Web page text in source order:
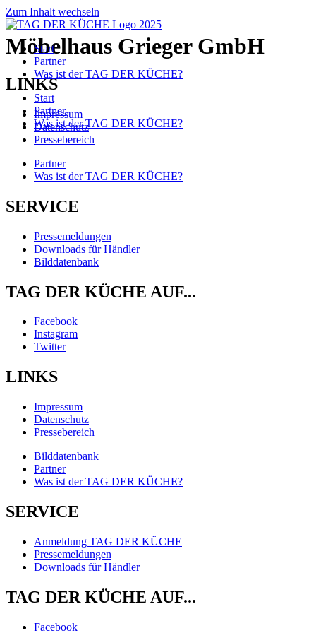
Zum Inhalt wechseln
Start
Partner
Was ist der TAG DER KÜCHE?
Start
Partner
Was ist der TAG DER KÜCHE?
Möbelhaus Grieger GmbH
LINKS
Impressum
Datenschutz
Pressebereich
Partner
Was ist der TAG DER KÜCHE?
SERVICE
Pressemeldungen
Downloads für Händler
Bilddatenbank
TAG DER KÜCHE AUF...
Facebook
Instagram
Twitter
LINKS
Impressum
Datenschutz
Pressebereich
Bilddatenbank
Partner
Was ist der TAG DER KÜCHE?
SERVICE
Anmeldung TAG DER KÜCHE
Pressemeldungen
Downloads für Händler
TAG DER KÜCHE AUF...
Facebook